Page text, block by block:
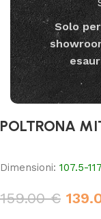
Solo
POLTRONA
Dimensioni: 107.5-
159.00€